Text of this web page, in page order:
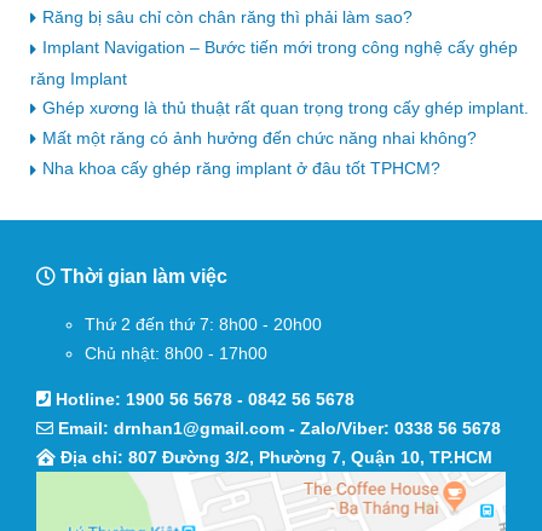
Răng bị sâu chỉ còn chân răng thì phải làm sao?
Implant Navigation – Bước tiến mới trong công nghệ cấy ghép
răng Implant
Ghép xương là thủ thuật rất quan trọng trong cấy ghép implant.
Mất một răng có ảnh hưởng đến chức năng nhai không?
Nha khoa cấy ghép răng implant ở đâu tốt TPHCM?
Thời gian làm việc
Thứ 2 đến thứ 7: 8h00 - 20h00
Chủ nhật: 8h00 - 17h00
Hotline: 1900 56 5678 - 0842 56 5678
Email: drnhan1@gmail.com - Zalo/Viber: 0338 56 5678
Địa chỉ: 807 Đường 3/2, Phường 7, Quận 10, TP.HCM